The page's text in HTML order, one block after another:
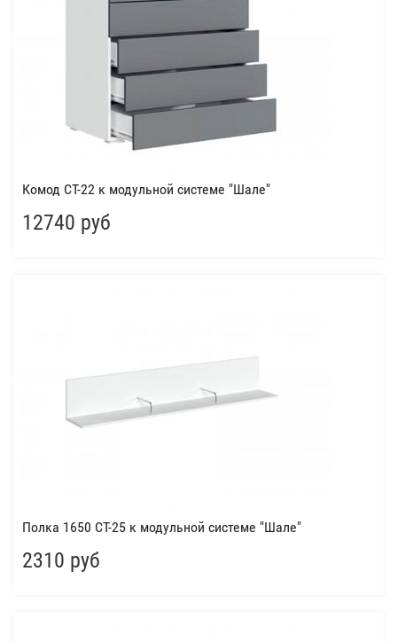
Комод СТ-22 к модульной системе "Шале"
12740 руб
Полка 1650 СТ-25 к модульной системе "Шале"
2310 руб